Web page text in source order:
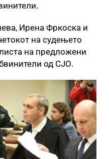
Ирена Фркоска и
на судењето
на предложени
од СЈО.